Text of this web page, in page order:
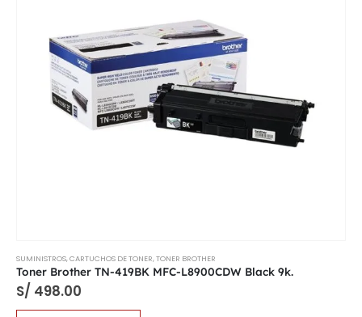
SUMINISTROS,CARTUCHOS DE TONER,TONER BROTHER
Toner Brother TN-419BK MFC-L8900CDW Black 9k.
S/ 498.00